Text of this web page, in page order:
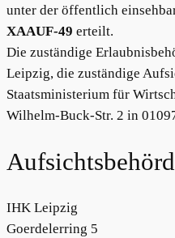
unter der öffentlich
XAAUF-49 erteilt.
Die zuständige
Leipzig, die zuständige
Staatsministerium für
Wilhelm-Buck-Str. 2 in
IHK Leipzig
Goerdelerring 5